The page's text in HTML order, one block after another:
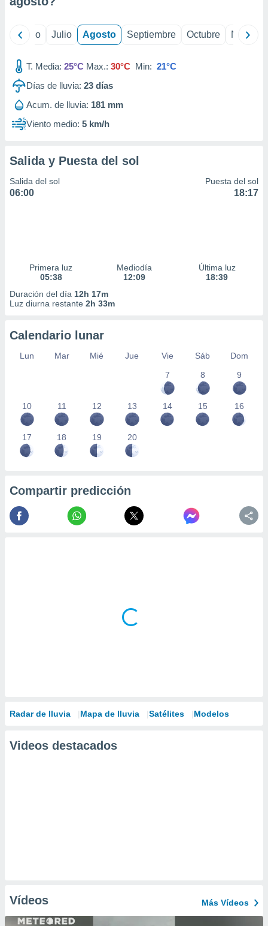
mediante
publicidad
publicidad
1199
Junio Julio Agosto Septiembre Octubre
T. Media: 25°C Max.: 30°C Min: 21°C
Días de lluvia: 23 días
Acum. de lluvia: 181 mm
Viento medio: 5 km/h
Salida y Puesta del sol
Salida del sol
06:00
Puesta del sol
18:17
Primera luz
05:38
Mediodía
12:09
Última luz
18:39
Duración del día 12h 17m
Luz diurna restante 2h 33m
Calendario lunar
Lun Mar Mié Jue Vie Sáb
Dom
7
8 9
10 11 12 13 14 15 16
17 18 19 20
Compartir predicción
Radar de lluvia Mapa de lluvia Satélites Modelos
Videos destacados
Vídeos Más Vídeos